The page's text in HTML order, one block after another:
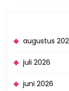
augustus
juli 2026
juni 2026